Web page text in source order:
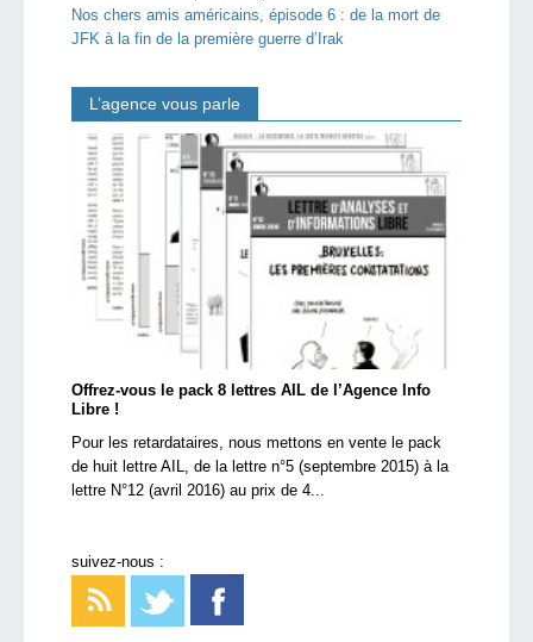
Nos chers amis américains, épisode 6 : de la mort de
JFK à la fin de la première guerre d’Irak
L’agence vous parle
Offrez-vous le pack 8 lettres AIL de l’Agence Info
Libre !
Pour les retardataires, nous mettons en vente le pack
de huit lettre AIL, de la lettre n°5 (septembre 2015) à la
lettre N°12 (avril 2016) au prix de 4...
suivez-nous :